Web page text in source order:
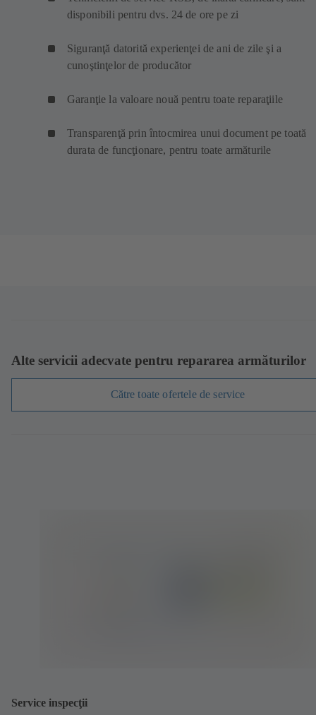
disponibili pentru dvs. 24 de ore pe zi
Siguranţă datorită experienţei de ani de zile şi a
cunoştinţelor de producător
Garanţie la valoare nouă pentru toate reparaţiile
Transparenţă prin întocmirea unui document pe toată
durata de funcţionare, pentru toate armăturile
Alte servicii adecvate pentru repararea armăturilor
Către toate ofertele de service
Service inspecţii